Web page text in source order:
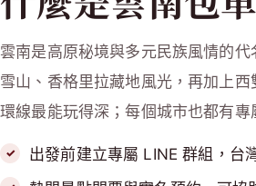
雲南是高原秘境與多元民族風情的
雪山、香格里拉藏地風光，再加上
環線最能玩得深；每個城市也都有
出發前建立專屬 LINE 群組，台